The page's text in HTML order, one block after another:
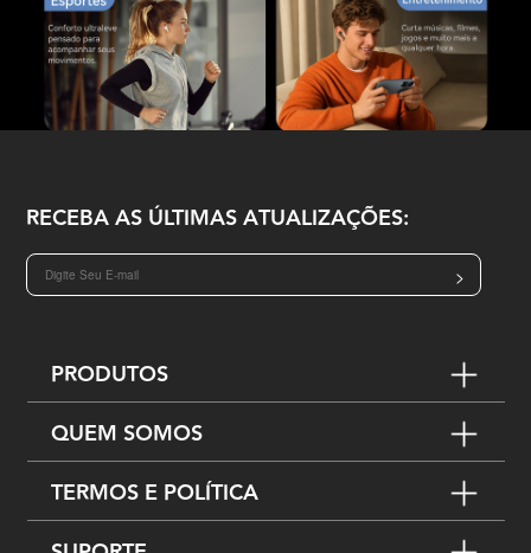
RECEBA AS ÚLTIMAS ATUALIZAÇÕES:
>
PRODUTOS
QUEM SOMOS
TERMOS E POLÍTICA